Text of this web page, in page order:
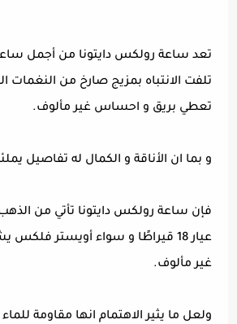
تعد ساعة رولكس دايتونا من أجمل
تلفت الانتباه بمزيج صارخ من النغمات
تعطي بريق و احساس غير مألوف.
و بما ان الأناقة و الكمال له تفاصيل
فإن ساعة رولكس دايتونا تأتي من
عيار 18 قيراطًا و سواء أويستر
غير مألوف.
ولعل ما يثير الاهتمام انها مقاومة